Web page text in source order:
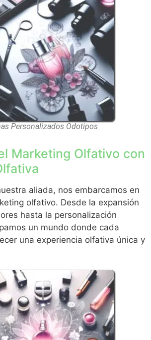
Personalizados Odotipos
Marketing Olfativo con
aliada, nos embarcamos en
olfativo. Desde la expansión
hasta la personalización
un mundo donde cada
una experiencia olfativa única y